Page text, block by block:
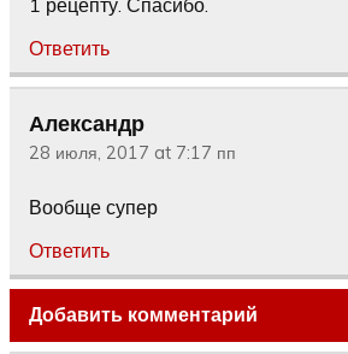
Ответить
Александр
28 июля, 2017 at 7:17 пп
Вообще супер
Ответить
Добавить комментарий